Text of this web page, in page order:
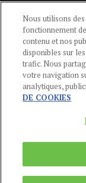
CGU-POLITIQUE
Nous utilisons
fonctionnement
contenu et nos
disponibles sur
trafic. Nous
votre navigation
analytiques,
DE COOKIES